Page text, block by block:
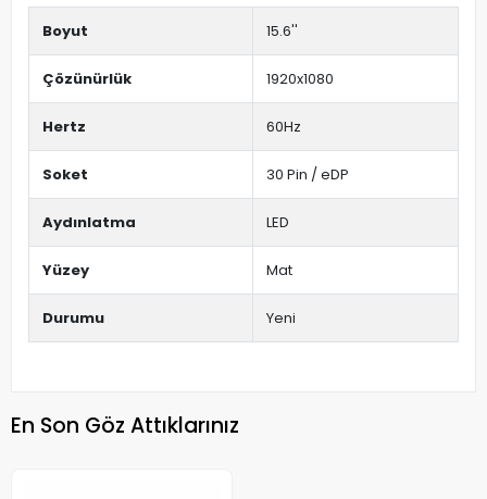
Boyut 15.6''
Çözünürlük 1920x1080
Hertz 60Hz
Soket 30 Pin / eDP
Aydınlatma LED
Yüzey Mat
Durumu Yeni
En Son Göz Attıklarınız